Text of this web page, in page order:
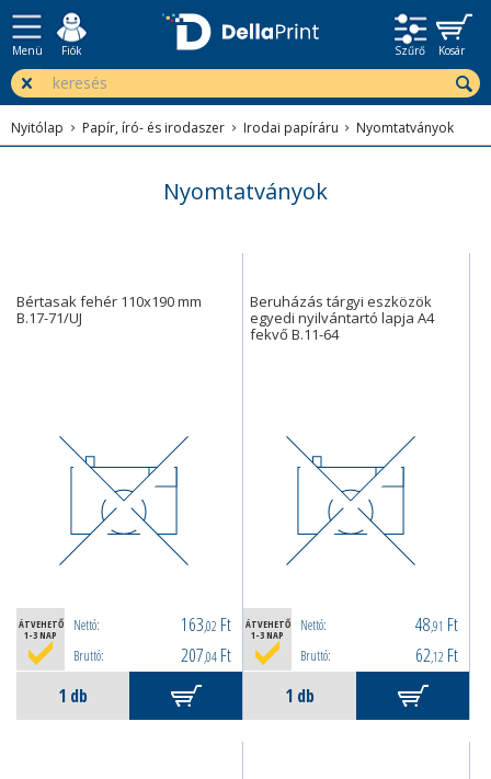
Menü Fiók Szűrő Kosár
Nyitólap Papír, író- és irodaszer Irodai papíráru Nyomtatványok
Nyomtatványok
Bértasak fehér 110x190 mm
B.17-71/UJ
ÁTVEHETŐ
1-3 NAP
Nettó: 163,02 Ft
Bruttó: 207,04 Ft
Beruházás tárgyi eszközök
egyedi nyilvántartó lapja A4
fekvő B.11-64
ÁTVEHETŐ
1-3 NAP
Nettó: 48,91 Ft
Bruttó: 62,12 Ft